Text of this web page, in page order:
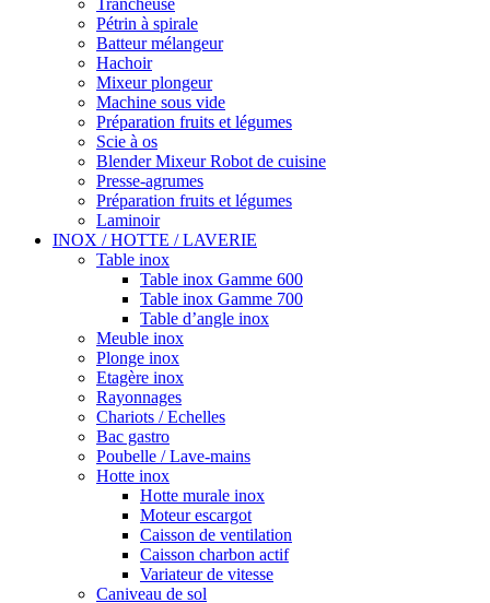
Trancheuse
Pétrin à spirale
Batteur mélangeur
Hachoir
Mixeur plongeur
Machine sous vide
Préparation fruits et légumes
Scie à os
Blender Mixeur Robot de cuisine
Presse-agrumes
Préparation fruits et légumes
Laminoir
INOX / HOTTE / LAVERIE
Table inox
Table inox Gamme 600
Table inox Gamme 700
Table d’angle inox
Meuble inox
Plonge inox
Etagère inox
Rayonnages
Chariots / Echelles
Bac gastro
Poubelle / Lave-mains
Hotte inox
Hotte murale inox
Moteur escargot
Caisson de ventilation
Caisson charbon actif
Variateur de vitesse
Caniveau de sol